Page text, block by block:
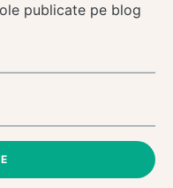
publicate pe blog